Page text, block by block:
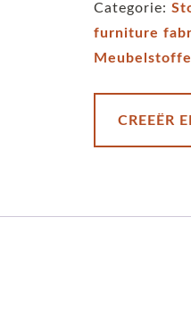
Linear
sand
aantal
Categorie:
furniture
CREEËR